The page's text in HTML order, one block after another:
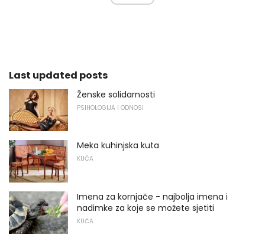
Last updated posts
Ženske solidarnosti
PSIHOLOGIJA I ODNOSI
Meka kuhinjska kuta
KUĆA
Imena za kornjače - najbolja imena i
nadimke za koje se možete sjetiti
KUĆA